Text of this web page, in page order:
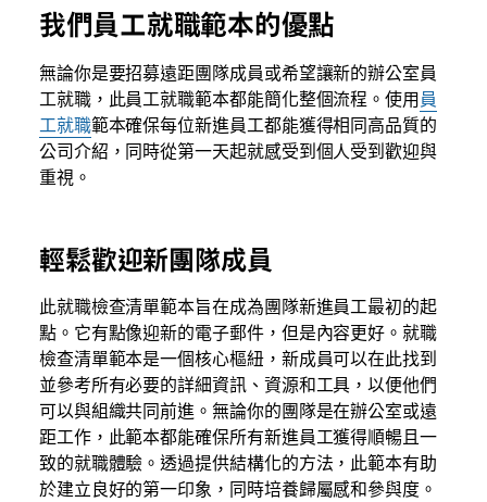
我們員工就職範本的優點
無論你是要招募遠距團隊成員或希望讓新的辦公室員
工就職，此員工就職範本都能簡化整個流程。使用員
工就職範本確保每位新進員工都能獲得相同高品質的
公司介紹，同時從第一天起就感受到個人受到歡迎與
重視。
輕鬆歡迎新團隊成員
此就職檢查清單範本旨在成為團隊新進員工最初的起
點。它有點像迎新的電子郵件，但是內容更好。就職
檢查清單範本是一個核心樞紐，新成員可以在此找到
並參考所有必要的詳細資訊、資源和工具，以便他們
可以與組織共同前進。無論你的團隊是在辦公室或遠
距工作，此範本都能確保所有新進員工獲得順暢且一
致的就職體驗。透過提供結構化的方法，此範本有助
於建立良好的第一印象，同時培養歸屬感和參與度。